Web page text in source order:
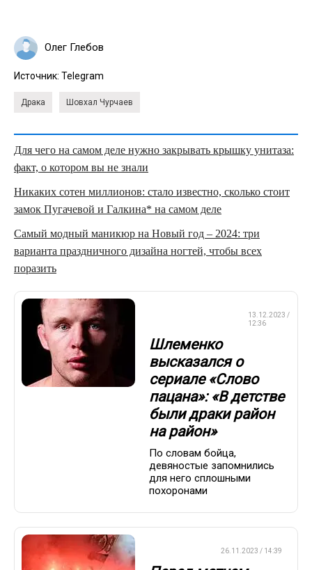
Олег Глебов
Источник: Telegram
Драка Шовхал Чурчаев
Для чего на самом деле нужно закрывать крышку унитаза:
факт, о котором вы не знали
Никаких сотен миллионов: стало известно, сколько стоит
замок Пугачевой и Галкина* на самом деле
Самый модный маникюр на Новый год – 2024: три
варианта праздничного дизайна ногтей, чтобы всех
поразить
13.12.2023 /
12:36
Шлеменко
высказался о
сериале «Слово
пацана»: «В детстве
были драки район
на район»
По словам бойца,
девяностые запомнились
для него сплошными
похоронами
26.11.2023 / 14:39